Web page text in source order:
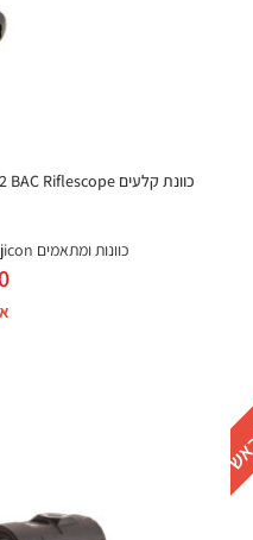
כוונות ומתאמים Trijicon